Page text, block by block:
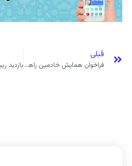
قبلی
فراخوان همایش خادمین راهنمای زائر